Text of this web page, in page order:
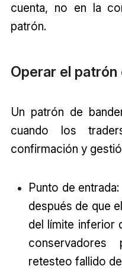
cuenta, no en la
patrón.
Operar el
Un patrón de
cuando los
confirmación y
Punto de
después de que
del límite inferior
retesteo fallido